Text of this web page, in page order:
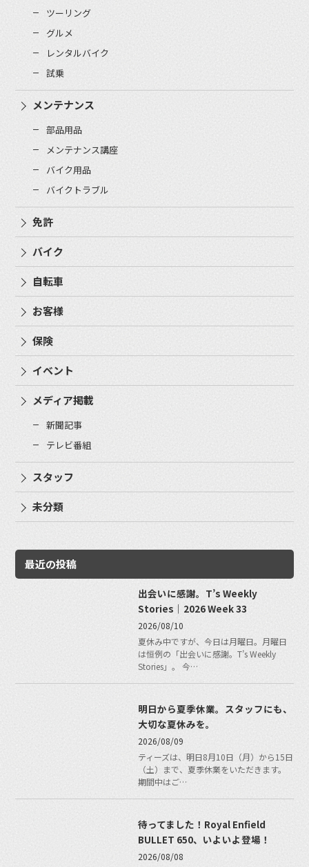
ツーリング
グルメ
レンタルバイク
試乗
メンテナンス
部品用品
メンテナンス講座
バイク用品
バイクトラブル
免許
バイク
自転車
お客様
保険
イベント
メディア掲載
新聞記事
テレビ番組
スタッフ
未分類
最近の投稿
出会いに感謝。T’s Weekly
Stories｜2026 Week 33
2026/08/10
夏休み中ですが、今日は月曜日。月曜日
は恒例の「出会いに感謝。T’s Weekly
Stories」。 今…
明日から夏季休業。スタッフにも、
大切な夏休みを。
2026/08/09
ティーズは、明日8月10日（月）から15日
（土）まで、夏季休業をいただきます。
期間中はご…
待ってました！Royal Enfield
BULLET 650、いよいよ登場！
2026/08/08